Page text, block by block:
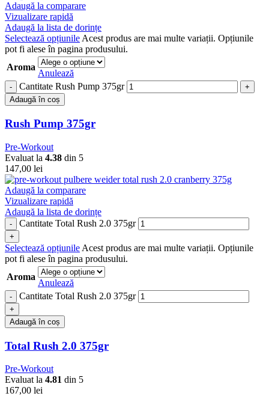
Adaugă la comparare
Vizualizare rapidă
Adaugă la lista de dorințe
Selectează opțiunileAcest produs are mai multe variații. Opțiunile
pot fi alese în pagina produsului.
Aroma
Anulează
Cantitate Rush Pump 375gr
Adaugă în coș
Rush Pump 375gr
Pre-Workout
Evaluat la 4.38 din 5
147,00 lei
Adaugă la comparare
Vizualizare rapidă
Adaugă la lista de dorințe
Cantitate Total Rush 2.0 375gr
Selectează opțiunile Acest produs are mai multe variații. Opțiunile
pot fi alese în pagina produsului.
Aroma
Anulează
Cantitate Total Rush 2.0 375gr
Adaugă în coș
Total Rush 2.0 375gr
Pre-Workout
Evaluat la 4.81 din 5
167,00 lei